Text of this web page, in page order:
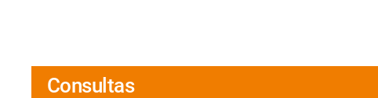
Consultas